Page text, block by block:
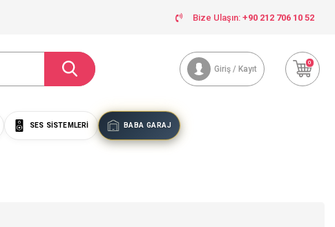
Bize Ulaşın: +90 212 706 10 52
Giriş / Kayıt
0
SES SISTEMLERI BABA GARAJ